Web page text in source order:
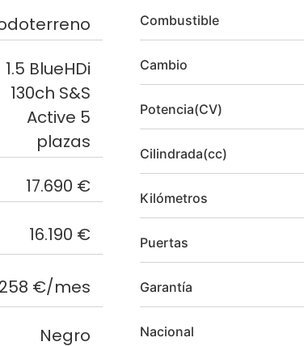
1.5 BlueHDi
130ch S&S
Active 5
plazas
17.690 €
16.190 €
258 €/mes
Negro
Combustible
Cambio
Potencia(CV)
Cilindrada(cc)
Kilómetros
Puertas
Garantía
Nacional